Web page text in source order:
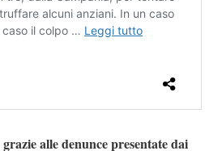
grazie alle denunce presentate dai